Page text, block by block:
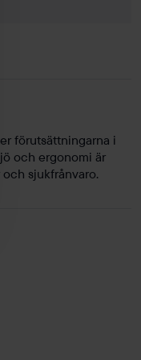
förutsättningarna i
och ergonomi är
sjukfrånvaro.